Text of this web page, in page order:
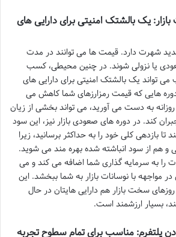
یک بالشتک امنیتی برای دارایی های
شدید شهرت دارد. قیمت ها می توانند در مدت
یا نزولی شوند. در چنین محیطی، کسب
تواند یک بالشتک امنیتی برای دارایی های
هایی که قیمت رمزارزهای شما کاهش می
به دست می آورید، می تواند بخشی از زیان
کند. در دوره های صعودی بازار نیز، این سود
بازدهی کلی خود را به حداکثر برسانید، زیرا
و هم از سود انباشته شده بهره مند می شوید.
را به سرمایه گذاری شما اضافه می کند و می
مواجهه با نوسانات بازار به شما ببخشد. این
سخت بازار هم دارایی هایتان در حال
بسیار ارزشمند است.
پلتفرم: مناسب برای تمام سطوح تجربه